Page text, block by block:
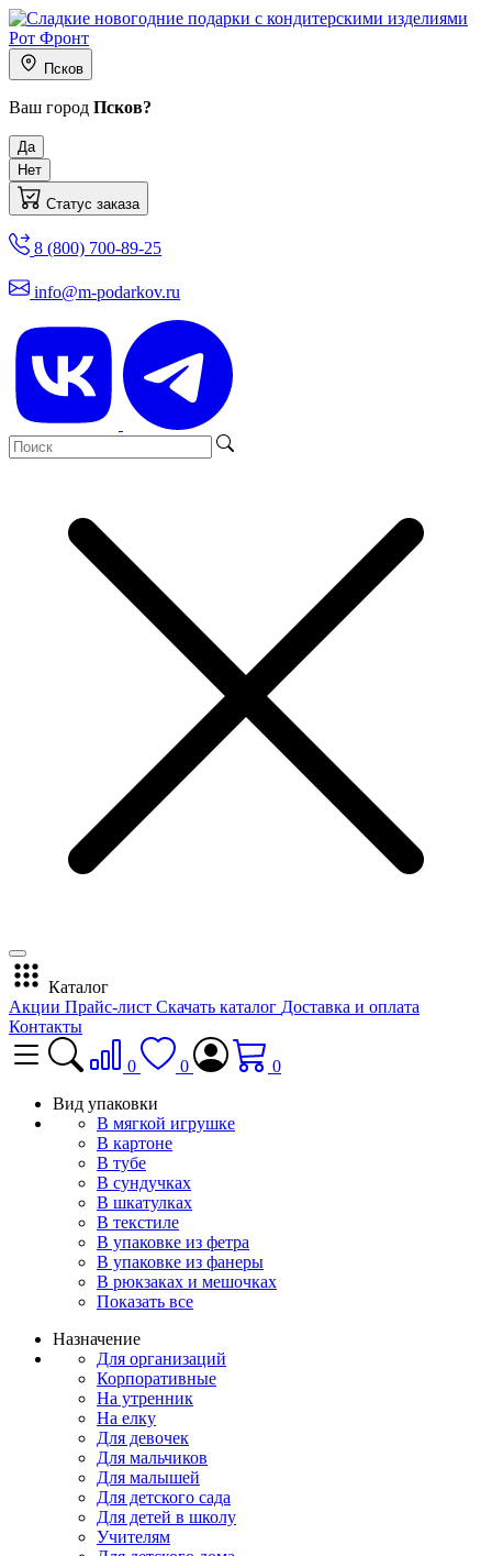
Псков
Ваш город Псков?
Да
Нет
Статус заказа
8 (800) 700-89-25
info@m-podarkov.ru
Каталог
Акции Прайс-лист Скачать каталог Доставка и оплата
Контакты
0 0
0
Вид упаковки
В мягкой игрушке
В картоне
В тубе
В сундучках
В шкатулках
В текстиле
В упаковке из фетра
В упаковке из фанеры
В рюкзаках и мешочках
Показать все
Назначение
Для организаций
Корпоративные
На утренник
На елку
Для девочек
Для мальчиков
Для малышей
Для детского сада
Для детей в школу
Учителям